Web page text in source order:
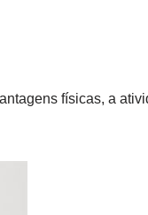
físicas, a